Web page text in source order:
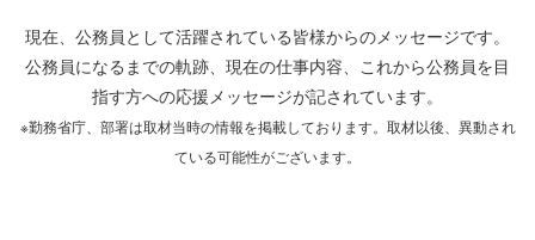
現在、公務員として活躍されている皆様からのメッセージです。
公務員になるまでの軌跡、現在の仕事内容、これから公務員を目
指す方への応援メッセージが記されています。
※勤務省庁、部署は取材当時の情報を掲載しております。取材以後、異動され
ている可能性がございます。